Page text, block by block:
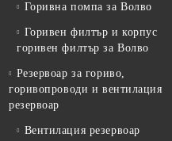
Горивна помпа за Волво
Горивен филтър и корпус
горивен филтър за Волво
Резервоар за гориво,
горивопроводи и вентилация
резервоар
Вентилация резервоар